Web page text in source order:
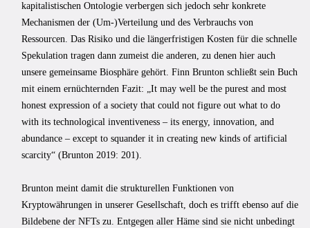
kapitalistischen Ontologie verbergen sich jedoch sehr konkrete
Mechanismen der (Um-)Verteilung und des Verbrauchs von
Ressourcen. Das Risiko und die längerfristigen Kosten für die schnelle
Spekulation tragen dann zumeist die anderen, zu denen hier auch
unsere gemeinsame Biosphäre gehört. Finn Brunton schließt sein Buch
mit einem ernüchternden Fazit: „It may well be the purest and most
honest expression of a society that could not figure out what to do
with its technological inventiveness – its energy, innovation, and
abundance – except to squander it in creating new kinds of artificial
scarcity“ (Brunton 2019: 201).
Brunton meint damit die strukturellen Funktionen von
Kryptowährungen in unserer Gesellschaft, doch es trifft ebenso auf die
Bildebene der NFTs zu. Entgegen aller Häme sind sie nicht unbedingt